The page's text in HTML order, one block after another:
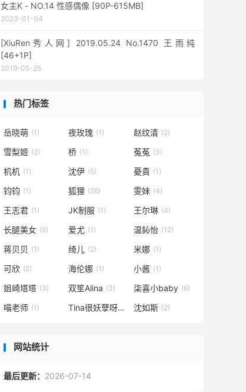
女主K - NO.14 性感偶像 [90P-615MB]
2023-01-04
[XiuRen秀人网] 2019.05.24 No.1470 王雨纯
[46+1P]
2019-05-25
热门标签
岳晓萌 (1) 夜玫瑰 (1) 赵纹清 (2)
雪梨姬 (2) 桥 (1) 菟菟 (3)
机机 (1) 沈伊 (5) 憂貴 (1)
钧钧 (1) 狐狸 (26) 雯妹 (4)
王志君 (1) JK制服 (1) 王尔琳 (4)
长腿美女 (5) 爱尤 (1) 温鈊怡 (12)
蒋贝贝 (1) 绮儿 (2) 米娜 (1)
可欣 (2) 海伦娜 (1) 小酱 (1)
姐崎塔塔 (3) 双笙Alina (3) 柒喜小baby (6)
喵老师 (1) Tina很妖孽呀(40)沈如斯 (2)
网站统计
最后更新： 2026-07-14